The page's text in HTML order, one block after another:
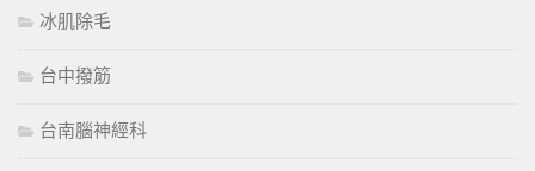
冰肌除毛
台中撥筋
台南腦神經科